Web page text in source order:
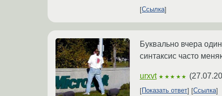
Ссылка
Буквально вчера
синтаксис часто
urxvt ★★★★★ (
Показать ответ Ссылка